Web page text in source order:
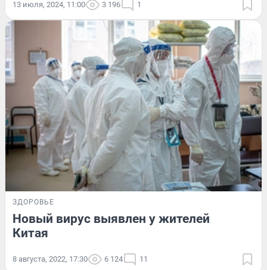
13 июля, 2024, 11:00 3 196 1
ЗДОРОВЬЕ
Новый вирус выявлен у жителей
Китая
8 августа, 2022, 17:30 6 124 11